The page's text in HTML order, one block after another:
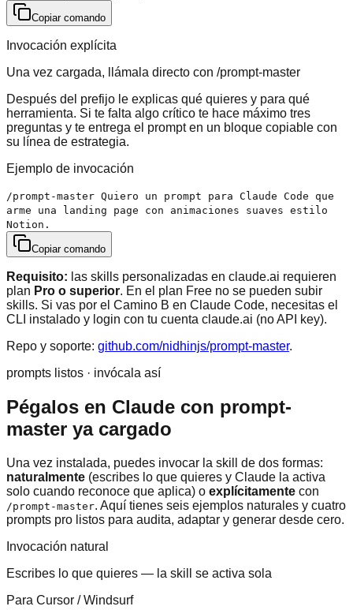
Copiar comando
Invocación explícita
Una vez cargada, llámala directo con /prompt-master
Después del prefijo le explicas qué quieres y para qué
herramienta. Si te falta algo crítico te hace máximo tres
preguntas y te entrega el prompt en un bloque copiable con
su línea de estrategia.
Ejemplo de invocación
/prompt-master Quiero un prompt para Claude Code que
arme una landing page con animaciones suaves estilo
Notion.
Copiar comando
Requisito: las skills personalizadas en claude.ai requieren
plan Pro o superior. En el plan Free no se pueden subir
skills. Si vas por el Camino B en Claude Code, necesitas el
CLI instalado y login con tu cuenta claude.ai (no API key).
Repo y soporte: github.com/nidhinjs/prompt-master.
prompts listos · invócala así
Pégalos en Claude con prompt-
master ya cargado
Una vez instalada, puedes invocar la skill de dos formas:
naturalmente (escribes lo que quieres y Claude la activa
solo cuando reconoce que aplica) o explícitamente con
/prompt-master. Aquí tienes seis ejemplos naturales y cuatro
prompts pro listos para audita, adaptar y generar desde cero.
Invocación natural
Escribes lo que quieres — la skill se activa sola
Para Cursor / Windsurf